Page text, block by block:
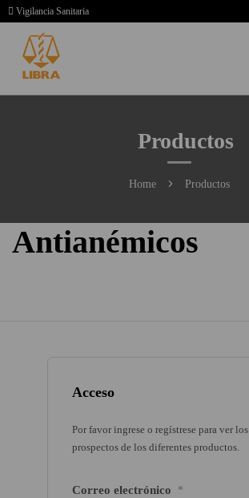
Vigilancia Sanitaria
Productos
Home Productos
Acceso
Por favor ingrese o regístrese para ver los
prospectos de los diferentes productos.
Correo electrónico *
Antianémicos